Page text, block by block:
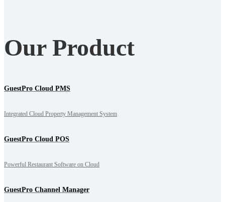
Our Product
GuestPro Cloud PMS
Integrated Cloud Property Management System
GuestPro Cloud POS
Powerful Restaurant Software on Cloud
GuestPro Channel Manager